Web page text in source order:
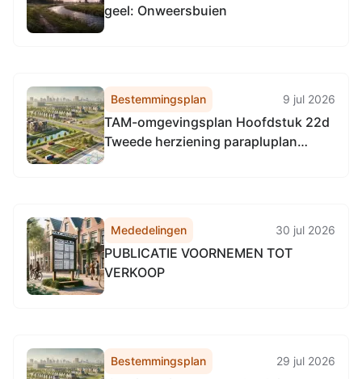
geel: Onweersbuien
Bestemmingsplan 9 jul 2026
TAM-omgevingsplan Hoofdstuk 22d
Tweede herziening parapluplan
Mededelingen 30 jul 2026
PUBLICATIE VOORNEMEN TOT
VERKOOP
Bestemmingsplan 29 jul 2026